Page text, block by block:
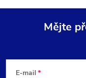
Mějte
E-mail